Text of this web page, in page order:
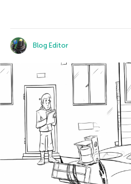
Blog Editor